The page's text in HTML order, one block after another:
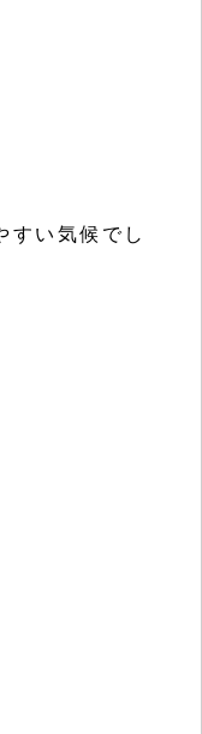
すい気候でし